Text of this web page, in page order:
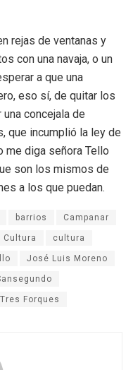
rejas de ventanas y
con una navaja, o un
a que una
eso sí, de quitar los
concejala de
que incumplió la ley de
me diga señora Tello
son los mismos de
a los que puedan.
barrios Campanar
Cultura cultura
José Luis Moreno
Tres Forques